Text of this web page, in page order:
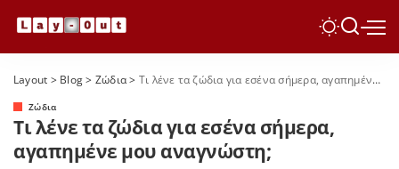
Layout > Blog> Ζώδια> Τι λένε τα ζώδια για εσένα σήμερα, αγαπημένε μου αναγνώστη;
Ζώδια
Τι λένε τα ζώδια για εσένα σήμερα,
αγαπημένε μου αναγνώστη;